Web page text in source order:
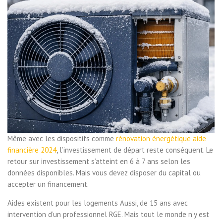
Même avec les dispositifs comme rénovation énergétique aide
financière 2024, l’investissement de départ reste conséquent. Le
retour sur investissement s’atteint en 6 à 7 ans selon les
données disponibles. Mais vous devez disposer du capital ou
accepter un financement.
Aides existent pour les logements Aussi, de 15 ans avec
intervention d’un professionnel RGE. Mais tout le monde n’y est